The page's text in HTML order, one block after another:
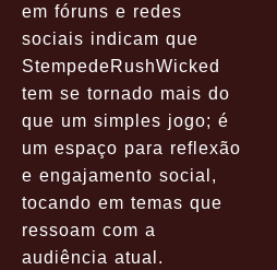
em fóruns e redes
sociais indicam que
StempedeRushWicked
tem se tornado mais do
que um simples jogo; é
um espaço para reflexão
e engajamento social,
tocando em temas que
ressoam com a
audiência atual.